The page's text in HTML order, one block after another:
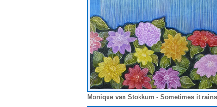
Monique van Stokkum - Sometimes it rains